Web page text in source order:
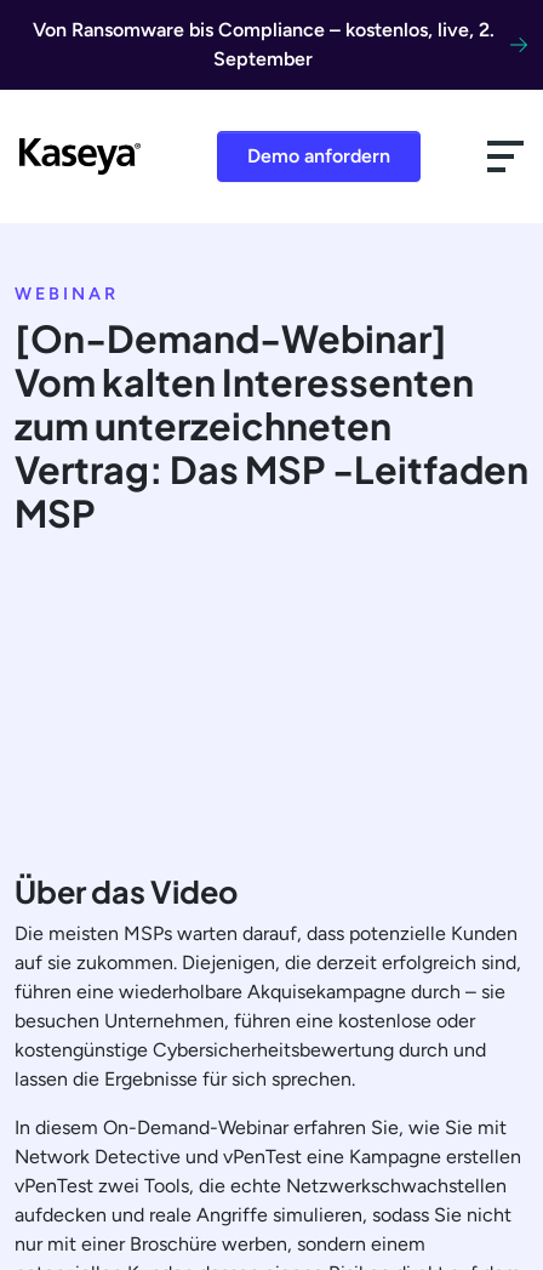
Von Ransomware bis Compliance – kostenlos, live, 2.
September
Demo anfordern
WEBINAR
[On-Demand-Webinar]
Vom kalten Interessenten
zum unterzeichneten
Vertrag: Das MSP -Leitfaden
MSP
Über das Video
Die meisten MSPs warten darauf, dass potenzielle Kunden
auf sie zukommen. Diejenigen, die derzeit erfolgreich sind,
führen eine wiederholbare Akquisekampagne durch – sie
besuchen Unternehmen, führen eine kostenlose oder
kostengünstige Cybersicherheitsbewertung durch und
lassen die Ergebnisse für sich sprechen.
In diesem On-Demand-Webinar erfahren Sie, wie Sie mit
Network Detective und vPenTest eine Kampagne erstellen
vPenTest zwei Tools, die echte Netzwerkschwachstellen
aufdecken und reale Angriffe simulieren, sodass Sie nicht
nur mit einer Broschüre werben, sondern einem